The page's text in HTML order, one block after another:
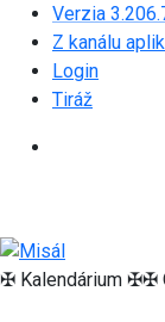
Verzia
Z kanálu
Login
Tiráž
✠ Kalendárium ✠✠